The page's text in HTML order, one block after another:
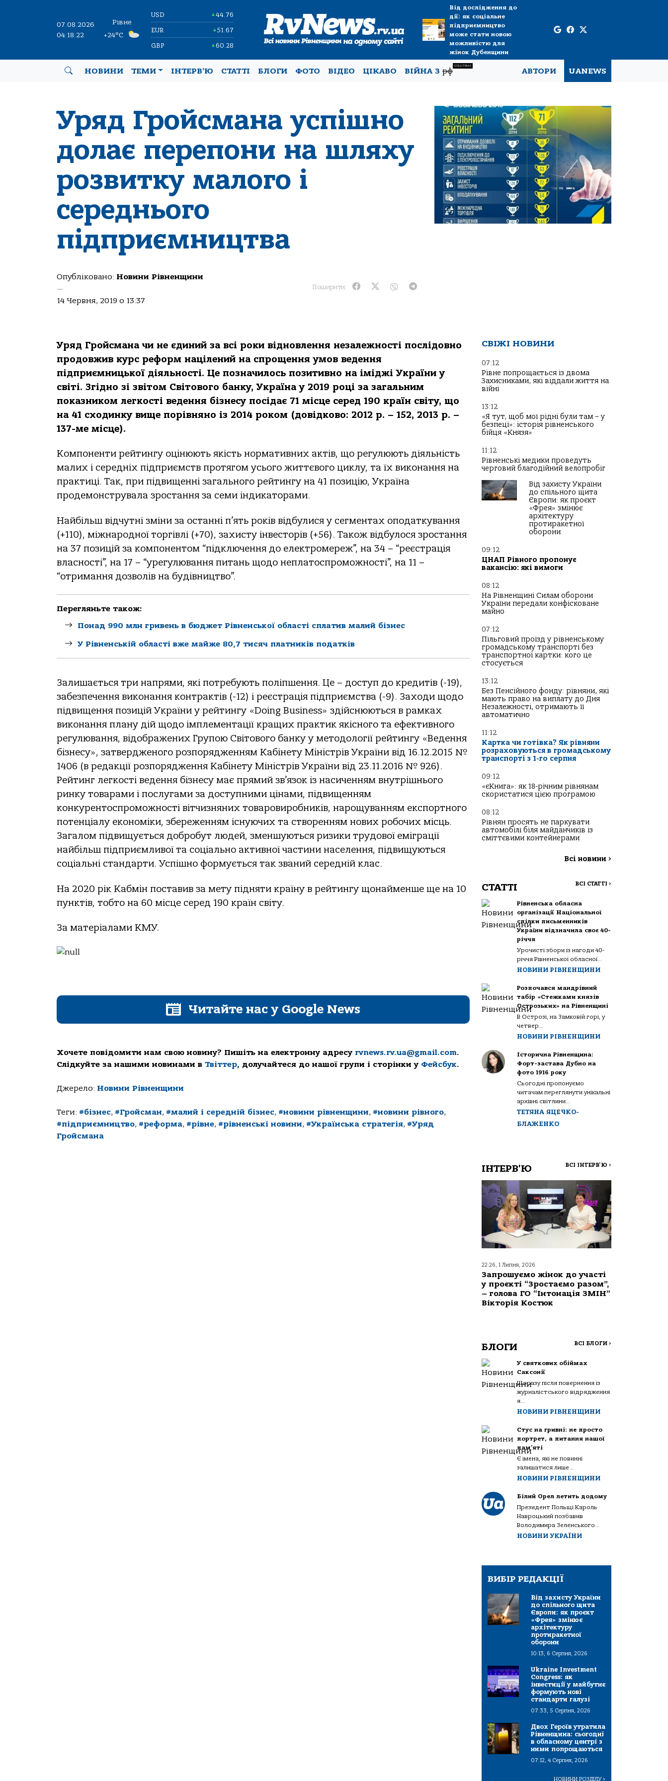
07.08.2026
04:18:23
Рівне
+24°C
USD ▲44.76
EUR ▲51.67
GBP ▲60.28
Від дослідження до
дії: як соціальне
підприємництво
може стати новою
можливістю для
жінок Дубенщини
НОВИНИ ТЕМИ ІНТЕРВ’Ю СТАТТІ БЛОГИ ФОТО ВІДЕО ЦІКАВО ВІЙНА Зрф
СПЕЦТЕМА
АВТОРИ UANEWS
Уряд Гройсмана успішно
долає перепони на шляху
розвитку малого і
середнього
підприємництва
Опубліковано: Новини Рівненщини
—
14 Червня, 2019 о 13:37
Поширити:
Уряд Гройсмана чи не єдиний за всі роки відновлення незалежності послідовно
продовжив курс реформ націлений на спрощення умов ведення
підприємницької діяльності. Це позначилось позитивно на іміджі України у
світі. Згідно зі звітом Світового банку, Україна у 2019 році за загальним
показником легкості ведення бізнесу посідає 71 місце серед 190 країн світу, що
на 41 сходинку вище порівняно із 2014 роком (довідково: 2012 р. – 152, 2013 р. –
137-ме місце).
Компоненти рейтингу оцінюють якість нормативних актів, що регулюють діяльність
малих і середніх підприємств протягом усього життєвого циклу, та їх виконання на
практиці. Так, при підвищенні загального рейтингу на 41 позицію, Україна
продемонструвала зростання за семи індикаторами.
Найбільш відчутні зміни за останні п’ять років відбулися у сегментах оподаткування
(+110), міжнародної торгівлі (+70), захисту інвесторів (+56). Також відбулося зростання
на 37 позицій за компонентом “підключення до електромереж”, на 34 – “реєстрація
власності”, на 17 – “урегулювання питань щодо неплатоспроможності”, на 11 –
“отримання дозволів на будівництво”.
Перегляньте також:
Понад 990 млн гривень в бюджет Рівненської області сплатив малий бізнес
У Рівненській області вже майже 80,7 тисяч платників податків
Залишається три напрями, які потребують поліпшення. Це – доступ до кредитів (-19),
забезпечення виконання контрактів (-12) і реєстрація підприємства (-9). Заходи щодо
підвищення позицій України у рейтингу «Doing Business» здійснюються в рамках
виконання плану дій щодо імплементації кращих практик якісного та ефективного
регулювання, відображених Групою Світового банку у методології рейтингу «Ведення
бізнесу», затвердженого розпорядженням Кабінету Міністрів України від 16.12.2015 №
1406 (в редакції розпорядження Кабінету Міністрів України від 23.11.2016 № 926).
Рейтинг легкості ведення бізнесу має прямий зв’язок із насиченням внутрішнього
ринку товарами і послугами за доступними цінами, підвищенням
конкурентоспроможності вітчизняних товаровиробників, нарощуванням експортного
потенціалу економіки, збереженням існуючих та створенням нових робочих місць.
Загалом підвищується добробут людей, зменшуються ризики трудової еміграції
найбільш підприємливої та соціально активної частини населення, підвищуються
соціальні стандарти. Успішно формується так званий середній клас.
На 2020 рік Кабмін поставив за мету підняти країну в рейтингу щонайменше ще на 10
пунктів, тобто на 60 місце серед 190 країн світу.
За матеріалами КМУ.
Читайте нас у Google News
Хочете повідомити нам свою новину? Пишіть на електронну адресу rvnews.rv.ua@gmail.com.
Слідкуйте за нашими новинами в Твіттер, долучайтеся до нашої групи і сторінки у Фейсбук.
Джерело: Новини Рівненщини
Теги: #бізнес, #Гройсман, #малий і середній бізнес, #новини рівненщини, #новини рівного,
#підприємництво, #реформа, #рівне, #рівненські новини, #Українська стратегія, #Уряд
Гройсмана
СВІЖІ НОВИНИ
07:12
Рівне попрощається із двома
Захисниками, які віддали життя на
війні
13:12
«Я тут, щоб мої рідні були там – у
безпеці»: історія рівненського
бійця «Князя»
11:12
Рівненські медики проведуть
черговий благодійний велопробіг
Від захисту України
до спільного щита
Європи: як проєкт
«Фрея» змінює
архітектуру
протиракетної
оборони
09:12
ЦНАП Рівного пропонує
вакансію: які вимоги
08:12
На Рівненщині Силам оборони
України передали конфісковане
майно
07:12
Пільговий проїзд у рівненському
громадському транспорті без
транспортної картки: кого це
стосується
13:12
Без Пенсійного фонду: рівняни, які
мають право на виплату до Дня
Незалежності, отримають її
автоматично
11:12
Картка чи готівка? Як рівняни
розраховуються в громадському
транспорті з 1-го серпня
09:12
«єКнига»: як 18-річним рівнянам
скористатися цією програмою
08:12
Рівнян просять не паркувати
автомобілі біля майданчиків із
сміттєвими контейнерами
Всі новини >
СТАТТІ ВСІ СТАТТІ >
Рівненська обласна
організації Національної
спілки письменників
України відзначила своє 40-
річчя
Урочисті збори із нагоди 40-
річчя Рівненської обласної...
НОВИНИ РІВНЕНЩИНИ
Розпочався мандрівний
табір «Стежками князів
Острозьких» на Рівненщині
В Острозі, на Замковій горі, у
четвер...
НОВИНИ РІВНЕНЩИНИ
Історична Рівненщина:
Форт-застава Дубно на
фото 1916 року
Сьогодні пропонуємо
читачам переглянути унікальні
архівні світлини...
ТЕТЯНА ЯЦЕЧКО-
БЛАЖЕНКО
ІНТЕРВ'Ю ВСІ ІНТЕРВ'Ю >
22:26, 1 Липня, 2026
Запрошуємо жінок до участі
у проєкті “Зростаємо разом”,
– голова ГО “Інтонація ЗМІН”
Вікторія Костюк
БЛОГИ ВСІ БЛОГИ >
У святкових обіймах
Саксонії
Щоразу після повернення із
журналістського відрядження
я...
НОВИНИ РІВНЕНЩИНИ
Стус на гривні: не просто
портрет, а питання нашої
пам’яті
Є імена, які не повинні
залишатися лише...
НОВИНИ РІВНЕНЩИНИ
Білий Орел летить додому
Президент Польщі Кароль
Навроцький позбавив
Володимира Зеленського...
НОВИНИ УКРАЇНИ
ВИБІР РЕДАКЦІЇ
Від захисту України
до спільного щита
Європи: як проєкт
«Фрея» змінює
архітектуру
протиракетної
оборони
10:13, 6 Серпня, 2026
Ukraine Investment
Congress: як
інвестиції у майбутнє
формують нові
стандарти галузі
07:33, 5 Серпня, 2026
Двох Героїв утратила
Рівненщина: сьогодні
в обласному центрі з
ними попрощаються
07:12, 4 Серпня, 2026
НОВИНИ РОЗДІЛУ>